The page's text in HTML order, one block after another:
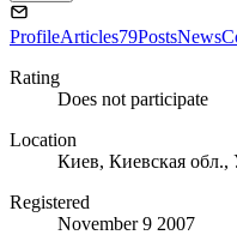
ProfileArticles79PostsNews
Rating
Does not participate
Location
Киев, Киевская обл.,
Registered
November 9 2007